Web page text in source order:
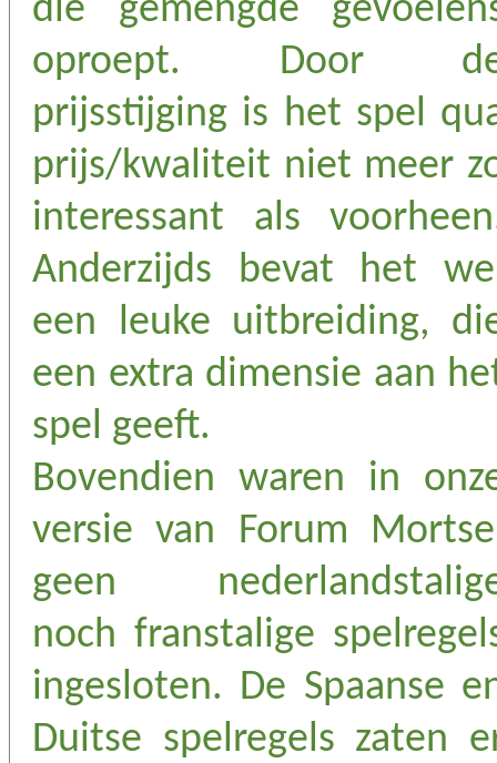
die gemengde
oproept. Door
prijsstijging is het spel
prijs/kwaliteit niet meer
interessant als
Anderzijds bevat het
een leuke uitbreiding,
een extra dimensie aan
spel geeft.
Bovendien waren in
versie van Forum
geen
noch franstalige
ingesloten. De Spaanse
Duitse spelregels zaten